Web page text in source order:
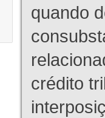
quando
crédito